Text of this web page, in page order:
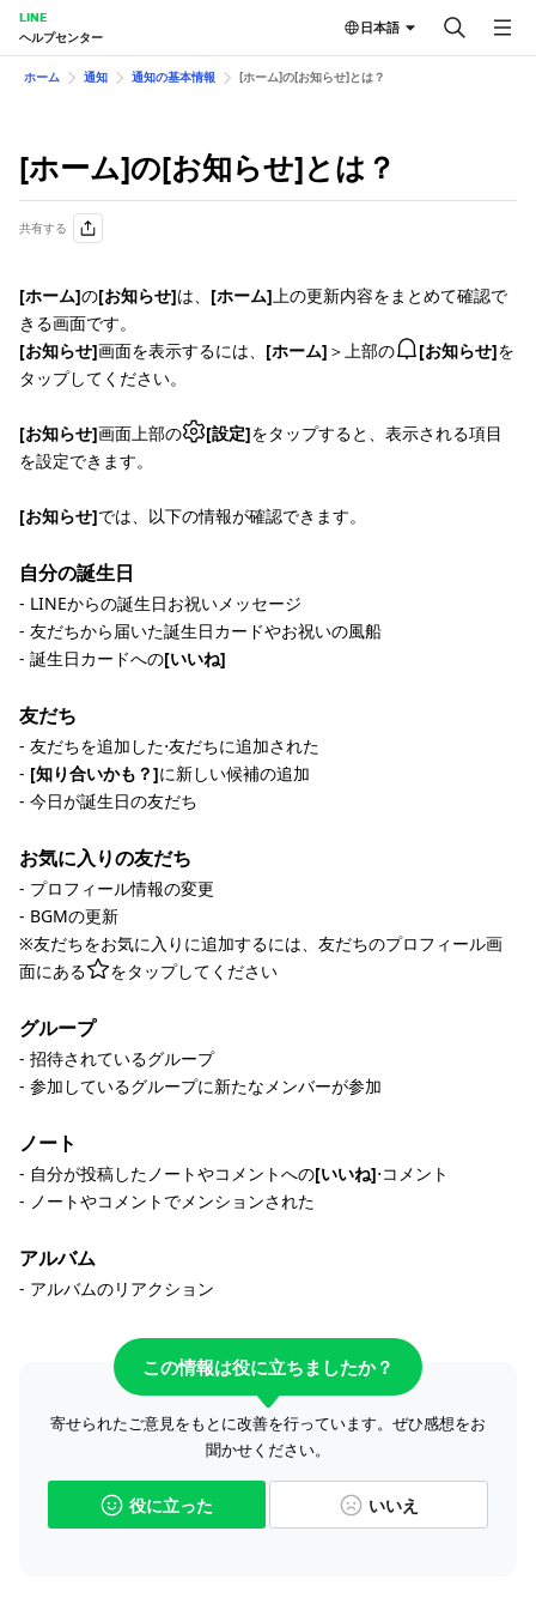
LINE
ヘルプセンター
日本語
ホーム 通知 通知の基本情報 [ホーム]の[お知らせ]とは？
[ホーム]の[お知らせ]とは？
共有する
[ホーム]の[お知らせ]は、 [ホーム]上の更新内容をまとめて確認で
きる画面です。
[お知らせ]画面を表示するには、 [ホーム] ＞上部の [お知らせ]を
タップしてください。
[お知らせ]画面上部の [設定]をタップすると、表示される項目
を設定できます。
[お知らせ]では、以下の情報が確認できます。
自分の誕生日
- LINEからの誕生日お祝いメッセージ
- 友だちから届いた誕生日カードやお祝いの風船
- 誕生日カードへの[いいね]
友だち
- 友だちを追加した⋅友だちに追加された
- [知り合いかも？]に新しい候補の追加
- 今日が誕生日の友だち
お気に入りの友だち
- プロフィール情報の変更
- BGMの更新
※友だちをお気に入りに追加するには、友だちのプロフィール画
面にある
をタップしてください
グループ
- 招待されているグループ
- 参加しているグループに新たなメンバーが参加
ノート
- 自分が投稿したノートやコメントへの[いいね]⋅コメント
- ノートやコメントでメンションされた
アルバム
- アルバムのリアクション
この情報は役に立ちましたか？
寄せられたご意見をもとに改善を行っています。ぜひ感想をお
聞かせください。
役に立った いいえ